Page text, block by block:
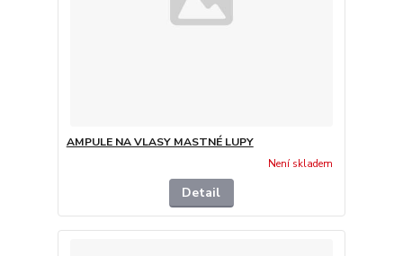
AMPULE NA VLASY MASTNÉ LUPY
Není skladem
Detail